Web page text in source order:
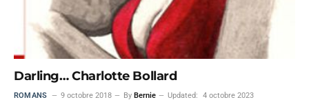
Darling… Charlotte Bollard
ROMANS 9 octobre 2018 By Bernie Updated: 4 octobre 2023